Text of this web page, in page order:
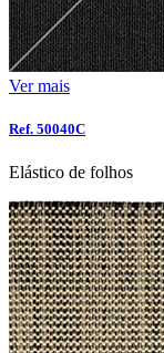
Ver mais
Ref. 50040C
Elástico de folhos